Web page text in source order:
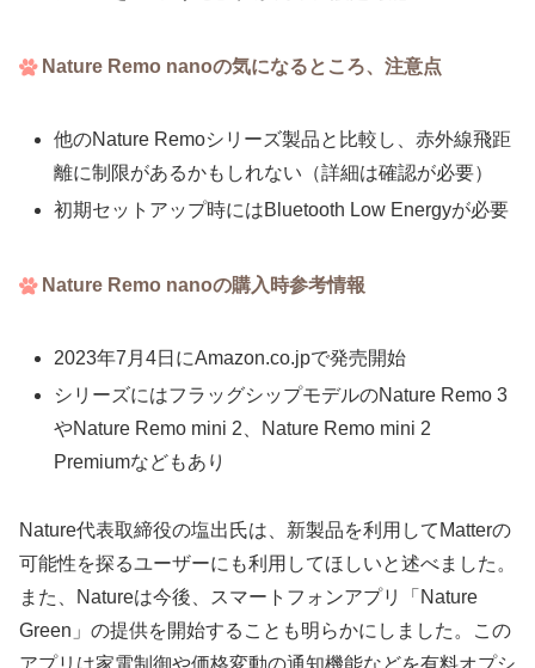
Nature Remo nanoの気になるところ、注意点
他のNature Remoシリーズ製品と比較し、赤外線飛距
離に制限があるかもしれない（詳細は確認が必要）
初期セットアップ時にはBluetooth Low Energyが必要
Nature Remo nanoの購入時参考情報
2023年7月4日にAmazon.co.jpで発売開始
シリーズにはフラッグシップモデルのNature Remo 3
やNature Remo mini 2、Nature Remo mini 2
Premiumなどもあり
Nature代表取締役の塩出氏は、新製品を利用してMatterの
可能性を探るユーザーにも利用してほしいと述べました。
また、Natureは今後、スマートフォンアプリ「Nature
Green」の提供を開始することも明らかにしました。この
アプリは家電制御や価格変動の通知機能などを有料オプシ